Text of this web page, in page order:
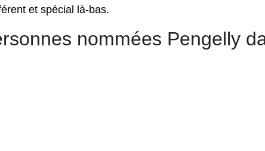
et spécial là-bas.
nommées Pengelly